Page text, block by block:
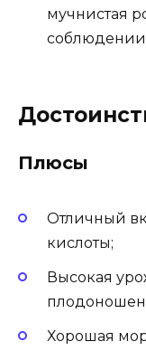
мучнистая
соблюдении
Плюсы
Отличный
кислоты;
Высокая
Хорошая